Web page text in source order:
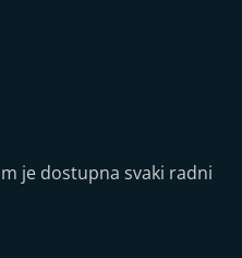
je dostupna svaki radni